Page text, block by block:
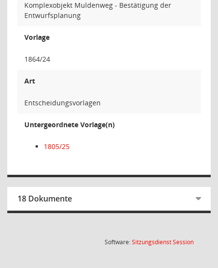
Komplexobjekt Muldenweg - Bestätigung der
Entwurfsplanung
Vorlage
1864/24
Art
Entscheidungsvorlagen
Untergeordnete Vorlage(n)
1805/25
18 Dokumente
Software:SitzungsdienstSession(Wird in